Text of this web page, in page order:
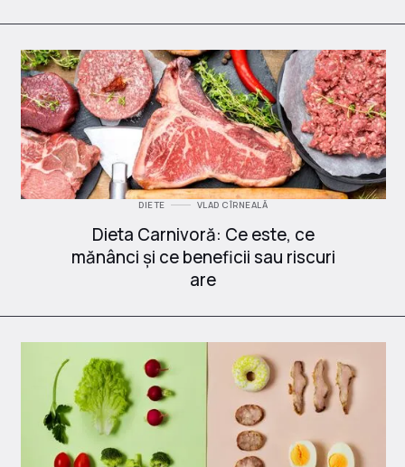
DIETE VLAD CÎRNEALĂ
Dieta Carnivoră: Ce este, ce
mănânci și ce beneficii sau riscuri
are